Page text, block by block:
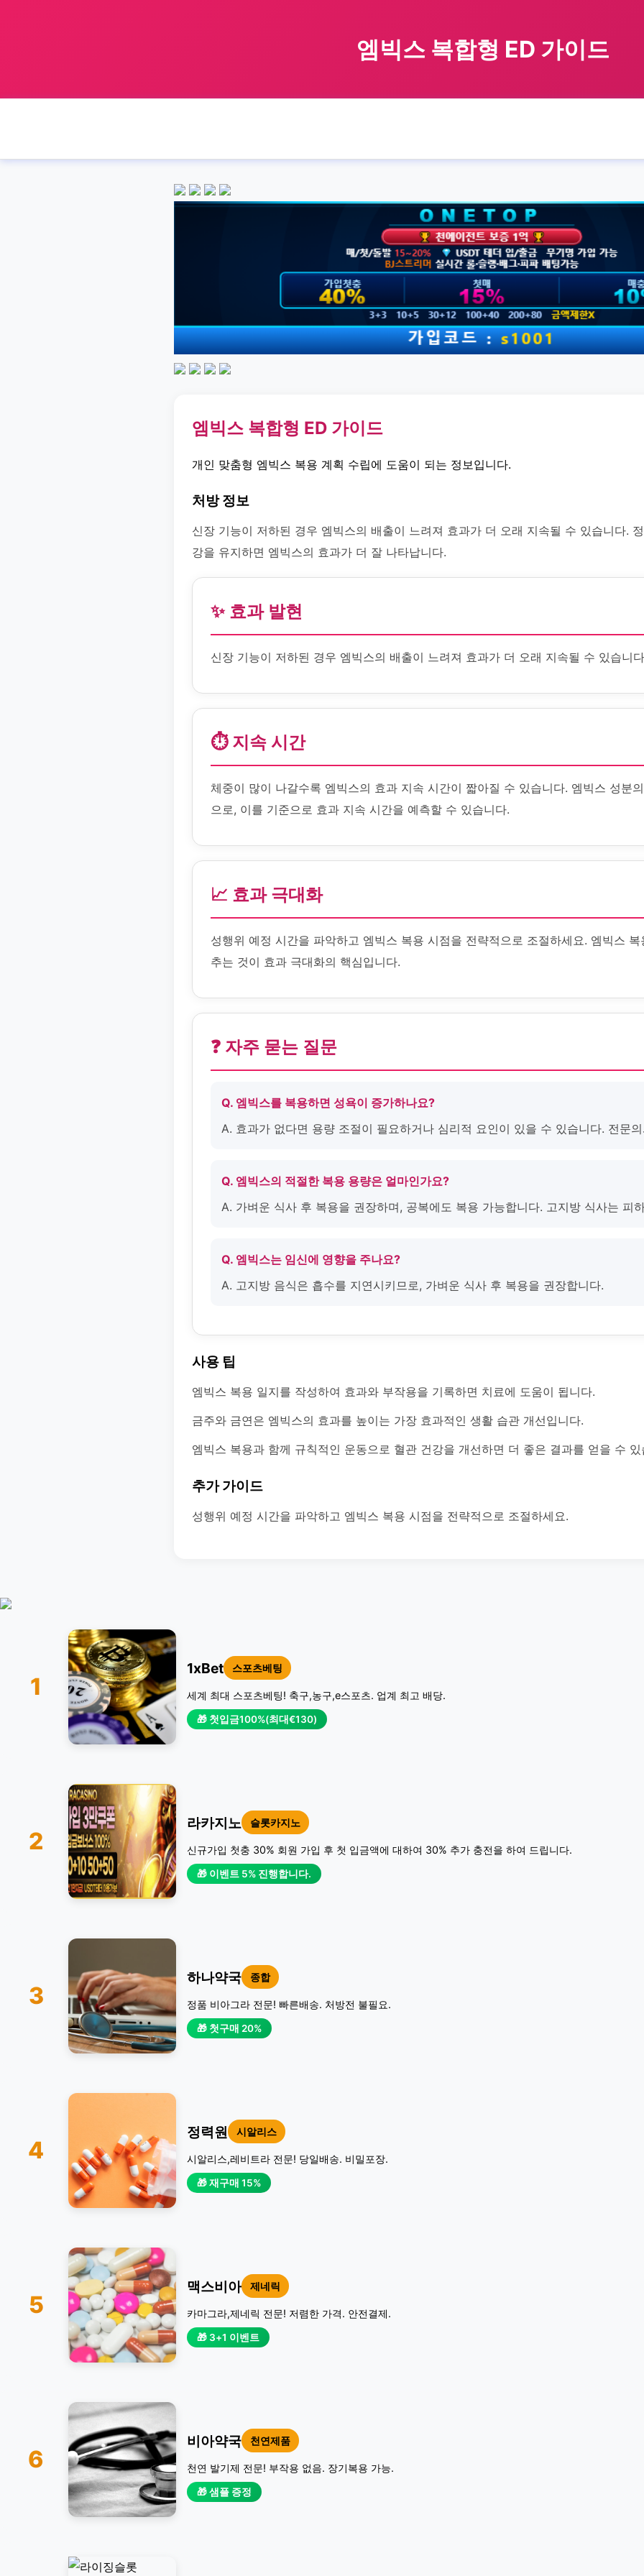
엠빅스 복합형 ED 가이드
엠빅스 복합형 ED 가이드
개인 맞춤형 엠빅스 복용 계획 수립에 도움이 되는 정보입니다.
처방 정보
신장 기능이 저하된 경우 엠빅스의 배출이 느려져 효과가 더 오래 지속될 수 있습니다.
강을 유지하면 엠빅스의 효과가 더 잘 나타납니다.
✨ 효과 발현
신장 기능이 저하된 경우 엠빅스의 배출이 느려져 효과가 더 오래 지속될 수 있습니
⏱️ 지속 시간
체중이 많이 나갈수록 엠빅스의 효과 지속 시간이 짧아질 수 있습니다. 엠빅스 성분
으로, 이를 기준으로 효과 지속 시간을 예측할 수 있습니다.
📈 효과 극대화
성행위 예정 시간을 파악하고 엠빅스 복용 시점을 전략적으로 조절하세요. 엠빅스
추는 것이 효과 극대화의 핵심입니다.
❓ 자주 묻는 질문
Q. 엠빅스를 복용하면 성욕이 증가하나요?
A. 효과가 없다면 용량 조절이 필요하거나 심리적 요인이 있을 수 있습니다. 전문
Q. 엠빅스의 적절한 복용 용량은 얼마인가요?
A. 가벼운 식사 후 복용을 권장하며, 공복에도 복용 가능합니다. 고지방 식사는 피
Q. 엠빅스는 임신에 영향을 주나요?
A. 고지방 음식은 흡수를 지연시키므로, 가벼운 식사 후 복용을 권장합니다.
사용 팁
엠빅스 복용 일지를 작성하여 효과와 부작용을 기록하면 치료에 도움이 됩니다.
금주와 금연은 엠빅스의 효과를 높이는 가장 효과적인 생활 습관 개선입니다.
엠빅스 복용과 함께 규칙적인 운동으로 혈관 건강을 개선하면 더 좋은 결과를 얻을 수 있
추가 가이드
성행위 예정 시간을 파악하고 엠빅스 복용 시점을 전략적으로 조절하세요.
1
1xBet 스포츠베팅
세계 최대 스포츠베팅! 축구,농구,e스포츠. 업계 최고 배당.
🎁 첫입금100%(최대€130)
2
라카지노 슬롯카지노
신규가입 첫충 30% 회원 가입 후 첫 입금액에 대하여 30% 추가 충전을 하여 드립니다.
🎁 이벤트 5% 진행합니다.
3
하나약국 종합
정품 비아그라 전문! 빠른배송. 처방전 불필요.
🎁 첫구매 20%
4
정력원 시알리스
시알리스,레비트라 전문! 당일배송. 비밀포장.
🎁 재구매 15%
5
맥스비아 제네릭
카마그라,제네릭 전문! 저렴한 가격. 안전결제.
🎁 3+1 이벤트
6
비아약국 천연제품
천연 발기제 전문! 부작용 없음. 장기복용 가능.
🎁 샘플 증정